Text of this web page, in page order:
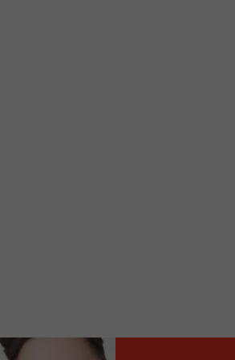
locale vous sont maintenant